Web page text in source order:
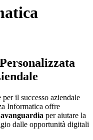
il successo aziendale
Informatica offre
per aiutare la
dalle opportunità digitali